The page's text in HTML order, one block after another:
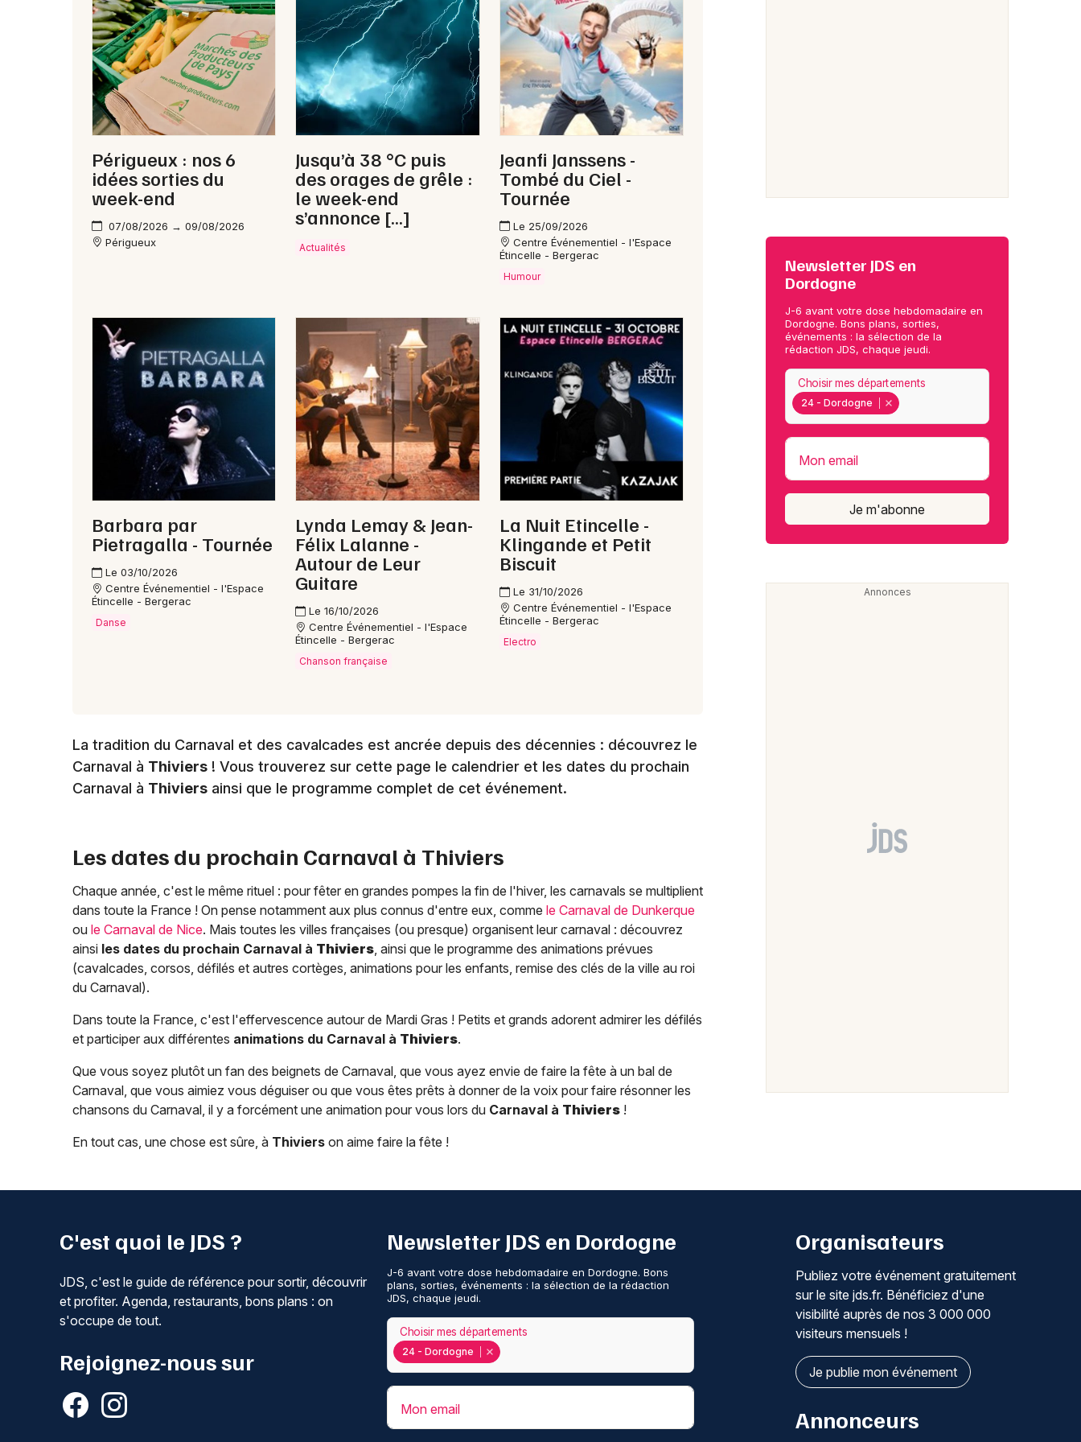
Newsletter des sorties
Artistes en tournée
Actus en Dordogne
Magazine en Dordogne
24 - Dordogne
Choisir mes départements
Mon email
Je m'abonne
Périgueux : nos 6
idées sorties du
week-end
07/08/2026 → 09/08/2026
Périgueux
Jusqu’à 38 °C puis
des orages de grêle :
le week-end
s’annonce […]
Actualités
Jeanfi Janssens -
Tombé du Ciel -
Tournée
Le 25/09/2026
Centre Événementiel - l'Espace
Étincelle - Bergerac
Humour
Barbara par
Pietragalla - Tournée
Le 03/10/2026
Centre Événementiel - l'Espace
Étincelle - Bergerac
Danse
Lynda Lemay & Jean-
Félix Lalanne -
Autour de Leur
Guitare
Le 16/10/2026
Centre Événementiel - l'Espace
Étincelle - Bergerac
Chanson française
La Nuit Etincelle -
Klingande et Petit
Biscuit
Le 31/10/2026
Centre Événementiel - l'Espace
Étincelle - Bergerac
Electro
La tradition du Carnaval et des cavalcades est ancrée depuis des décennies : découvrez le
Carnaval à Thiviers ! Vous trouverez sur cette page le calendrier et les dates du prochain
Carnaval à Thiviers ainsi que le programme complet de cet événement.
Les dates du prochain Carnaval à Thiviers
Chaque année, c'est le même rituel : pour fêter en grandes pompes la fin de l'hiver, les carnavals se multiplient
dans toute la France ! On pense notamment aux plus connus d'entre eux, comme le Carnaval de Dunkerque
ou le Carnaval de Nice. Mais toutes les villes françaises (ou presque) organisent leur carnaval : découvrez
ainsi les dates du prochain Carnaval à Thiviers, ainsi que le programme des animations prévues
(cavalcades, corsos, défilés et autres cortèges, animations pour les enfants, remise des clés de la ville au roi
du Carnaval).
Dans toute la France, c'est l'effervescence autour de Mardi Gras ! Petits et grands adorent admirer les défilés
et participer aux différentes animations du Carnaval à Thiviers.
Que vous soyez plutôt un fan des beignets de Carnaval, que vous ayez envie de faire la fête à un bal de
Carnaval, que vous aimiez vous déguiser ou que vous êtes prêts à donner de la voix pour faire résonner les
chansons du Carnaval, il y a forcément une animation pour vous lors du Carnaval à Thiviers !
En tout cas, une chose est sûre, à Thiviers on aime faire la fête !
Newsletter JDS en
Dordogne
J-6 avant votre dose hebdomadaire en
Dordogne. Bons plans, sorties,
événements : la sélection de la
rédaction JDS, chaque jeudi.
24 - Dordogne
Choisir mes départements
Mon email
Je m'abonne
C'est quoi le JDS ?
JDS, c'est le guide de référence pour sortir, découvrir
et profiter. Agenda, restaurants, bons plans : on
s'occupe de tout.
Rejoignez-nous sur
Newsletter JDS en Dordogne
J-6 avant votre dose hebdomadaire en Dordogne. Bons
plans, sorties, événements : la sélection de la rédaction
JDS, chaque jeudi.
24 - Dordogne
Choisir mes départements
Mon email
Organisateurs
Publiez votre événement gratuitement
sur le site jds.fr. Bénéficiez d'une
visibilité auprès de nos 3 000 000
visiteurs mensuels !
Je publie mon événement
Annonceurs